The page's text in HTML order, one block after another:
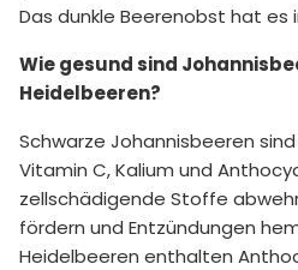
Das dunkle Beerenobst hat es
Wie gesund sind
Heidelbeeren?
Schwarze Johannisbeeren
Vitamin C, Kalium und
zellschädigende Stoffe
fördern und Entzündungen
Heidelbeeren enthalten